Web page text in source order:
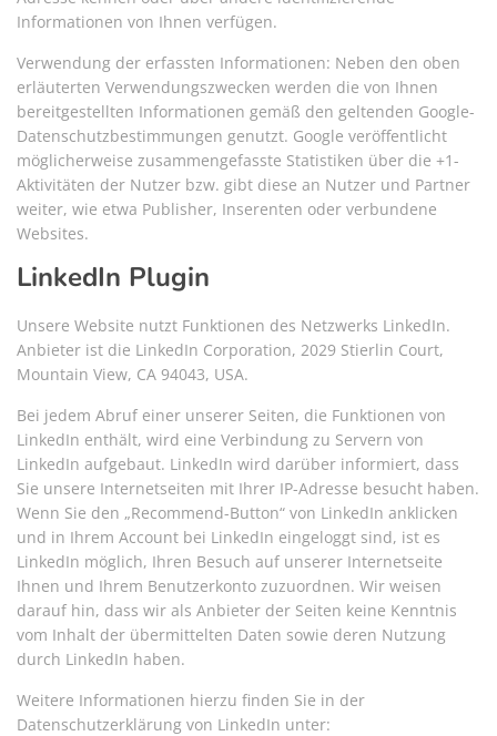
Informationen von Ihnen verfügen.
Verwendung der erfassten Informationen: Neben den oben
erläuterten Verwendungszwecken werden die von Ihnen
bereitgestellten Informationen gemäß den geltenden Google-
Datenschutzbestimmungen genutzt. Google veröffentlicht
möglicherweise zusammengefasste Statistiken über die +1-
Aktivitäten der Nutzer bzw. gibt diese an Nutzer und Partner
weiter, wie etwa Publisher, Inserenten oder verbundene
Websites.
LinkedIn Plugin
Unsere Website nutzt Funktionen des Netzwerks LinkedIn.
Anbieter ist die LinkedIn Corporation, 2029 Stierlin Court,
Mountain View, CA 94043, USA.
Bei jedem Abruf einer unserer Seiten, die Funktionen von
LinkedIn enthält, wird eine Verbindung zu Servern von
LinkedIn aufgebaut. LinkedIn wird darüber informiert, dass
Sie unsere Internetseiten mit Ihrer IP-Adresse besucht haben.
Wenn Sie den „Recommend-Button“ von LinkedIn anklicken
und in Ihrem Account bei LinkedIn eingeloggt sind, ist es
LinkedIn möglich, Ihren Besuch auf unserer Internetseite
Ihnen und Ihrem Benutzerkonto zuzuordnen. Wir weisen
darauf hin, dass wir als Anbieter der Seiten keine Kenntnis
vom Inhalt der übermittelten Daten sowie deren Nutzung
durch LinkedIn haben.
Weitere Informationen hierzu finden Sie in der
Datenschutzerklärung von LinkedIn unter: